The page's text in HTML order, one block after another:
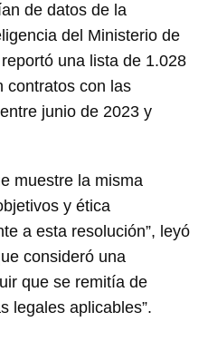
primero has de
de 14ymedio.
CANCELAR
de datos de la
del Ministerio de
una lista de 1.028
contratos con las
junio de 2023 y
muestre la misma
y ética
a esta resolución”, leyó
consideró una
que se remitía de
legales aplicables”.